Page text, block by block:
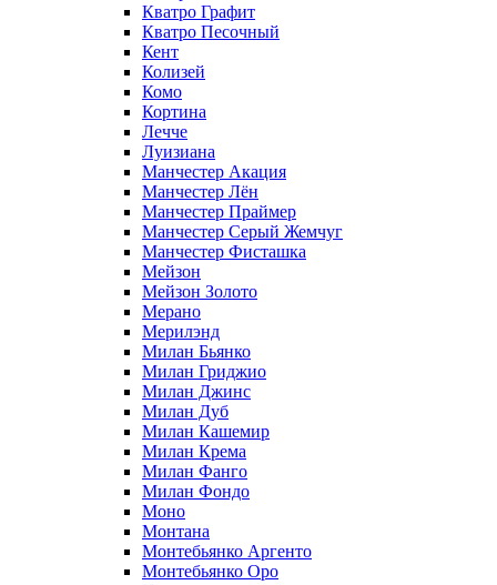
Кватро Графит
Кватро Песочный
Кент
Колизей
Комо
Кортина
Лечче
Луизиана
Манчестер Акация
Манчестер Лён
Манчестер Праймер
Манчестер Серый Жемчуг
Манчестер Фисташка
Мейзон
Мейзон Золото
Мерано
Мерилэнд
Милан Бьянко
Милан Гриджио
Милан Джинс
Милан Дуб
Милан Кашемир
Милан Крема
Милан Фанго
Милан Фондо
Моно
Монтана
Монтебьянко Аргенто
Монтебьянко Оро